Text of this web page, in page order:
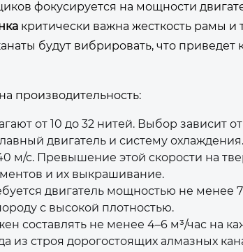
фокусируется на мощности
критически важна жесткость рамы и
будут вибрировать, что приведет
производительность:
от 10 до 32 нитей. Выбор зависит
двигатель и систему охлаждения.
м/с. Превышение этой скорости на
и их выкрашивание.
двигатель мощностью не менее
с высокой плотностью.
составлять не менее 4–6 м³/час на
из строя дорогостоящих алмазных